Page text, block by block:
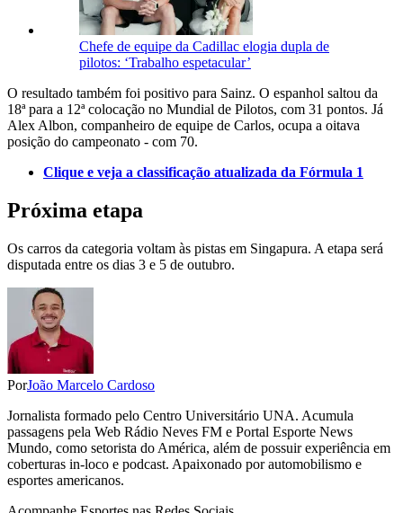
Chefe de equipe da Cadillac elogia dupla de
pilotos: ‘Trabalho espetacular’
O resultado também foi positivo para Sainz. O espanhol saltou da
18ª para a 12ª colocação no Mundial de Pilotos, com 31 pontos. Já
Alex Albon, companheiro de equipe de Carlos, ocupa a oitava
posição do campeonato - com 70.
Clique e veja a classificação atualizada da Fórmula 1
Próxima etapa
Os carros da categoria voltam às pistas em Singapura. A etapa será
disputada entre os dias 3 e 5 de outubro.
PorJoão Marcelo Cardoso
Jornalista formado pelo Centro Universitário UNA. Acumula
passagens pela Web Rádio Neves FM e Portal Esporte News
Mundo, como setorista do América, além de possuir experiência em
coberturas in-loco e podcast. Apaixonado por automobilismo e
esportes americanos.